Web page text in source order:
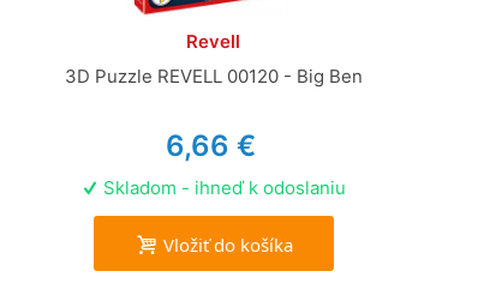
Revell
3D Puzzle REVELL 00120 - Big Ben
6,66 €
Skladom - ihneď k odoslaniu
Vložiť do košíka